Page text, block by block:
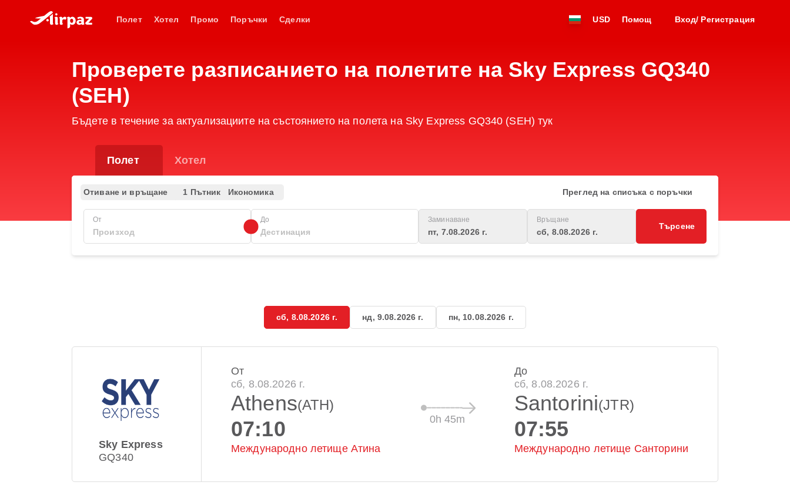
Полет Хотел Промо Поръчки Сделки USD Помощ Вход/ Регистрация
Проверете разписанието на полетите на Sky Express GQ340
(SEH)
Бъдете в течение за актуализациите на състоянието на полета на Sky Express GQ340 (SEH) тук
Полет Хотел
Отиване и връщане 1 Пътник Икономика Преглед на списъка с поръчки
От До Заминаване
пт, 7.08.2026 г.
Връщане
сб, 8.08.2026 г.
Търсене
сб, 8.08.2026 г. нд, 9.08.2026 г. пн, 10.08.2026 г.
Sky Express
GQ340
От
сб, 8.08.2026 г.
Athens(ATH)
07:10
Международно летище Атина
0h 45m
До
сб, 8.08.2026 г.
Santorini(JTR)
07:55
Международно летище Санторини